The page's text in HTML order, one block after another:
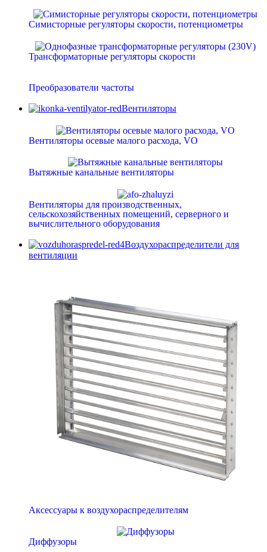
Симисторные регуляторы скорости, потенциометры
Трансформаторные регуляторы скорости
Преобразователи частоты
Вентиляторы
Вентиляторы осевые малого расхода, VO
Вытяжные канальные вентиляторы
Вентиляторы для производственных,
сельскохозяйственных помещений, серверного и
вычислительного оборудования
Воздухораспределители для
вентиляции
Аксессуары к воздухораспределителям
Диффузоры